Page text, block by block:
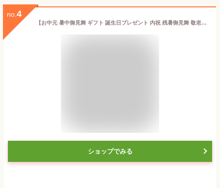
no. 4
【お中元 暑中御見舞 ギフト 誕生日プレゼント 内祝 残暑御見舞 敬老の日】沼津直送★厳選8種13品メガ盛りお試し干物セット【ポイント3倍】★減塩仕立てヘルシー 長崎県産鯵フライ
ショップでみる